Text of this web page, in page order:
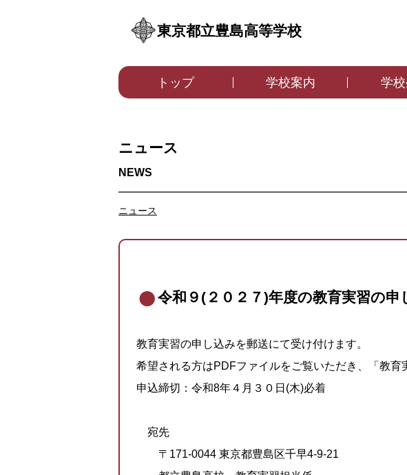
東京都立豊島高等学校
トップ 学校案内 学
ニュース
ニュース
令和９(２０２７)年度の教育実習の
教育実習の申し込みを郵送にて受け付けます。
希望される方はPDFファイルをご覧いただき、「教育
申込締切：令和8年４月３０日(木)必着
宛先
〒171-0044 東京都豊島区千早4-9-21